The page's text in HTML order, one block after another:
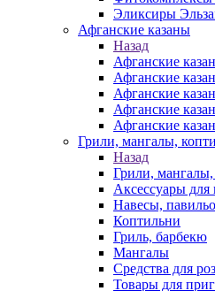
Эликсиры
Афганские казаны
Назад
Афганские
Афганские
Афганские
Афганские
Афганские
Грили, мангалы,
Назад
Грили,
Аксессуары для
Навесы,
Коптильни
Гриль, барбекю
Мангалы
Средства для
Товары для